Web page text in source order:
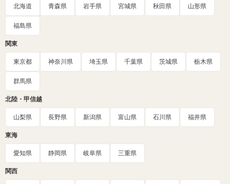
北海道 青森県 岩手県 宮城県 秋田県 山形県
福島県
関東
東京都 神奈川県 埼玉県 千葉県 茨城県 栃木県
群馬県
北陸・甲信越
山梨県 長野県 新潟県 富山県 石川県 福井県
東海
愛知県 静岡県 岐阜県 三重県
関西